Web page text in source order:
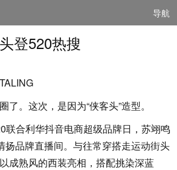
导航
登520热搜
了。这次，是因为“侠客头”造型。
联合利华抖音电商超级品牌日，苏翊鸣
扬品牌直播间。与往常穿搭走运动街头
成熟风的西装亮相，搭配挑染深蓝